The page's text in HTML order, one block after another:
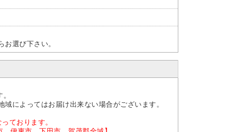
選び下さい。
によってはお届け出来ない場合がございます。
ております。